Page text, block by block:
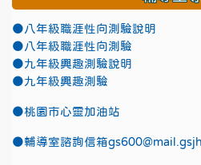
●八年級職涯性向測驗說明
●八年級職涯性向測驗
●九年級興趣測驗說明
●九年級興趣測驗
●桃園市心靈加油站
●輔導室諮詢信箱